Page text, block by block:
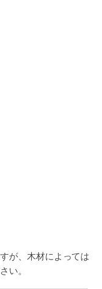
が、 木材によっては
い。